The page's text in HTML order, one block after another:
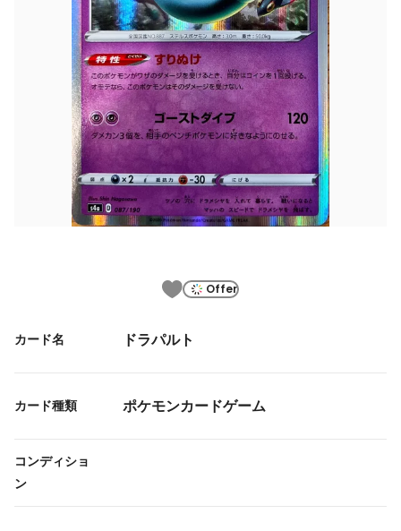
Offer
カード名 ドラパルト
カード種類 ポケモンカードゲーム
コンディショ
ン